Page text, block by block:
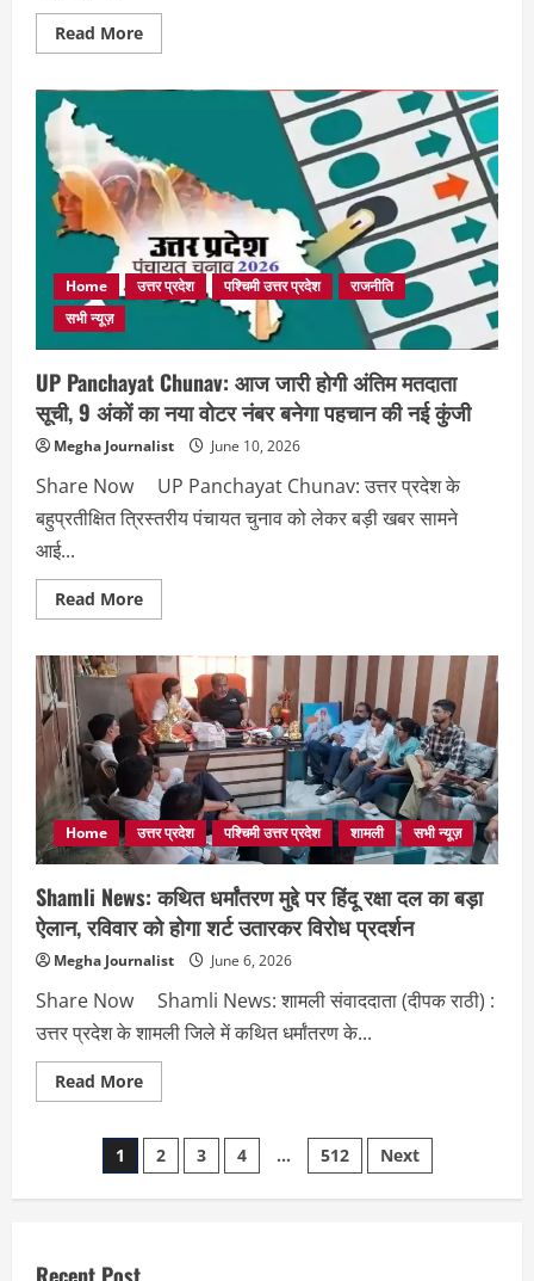
Read MoreRead
more
News:
भंडाफोड़,
हापुड़
चुंगी
पर
हंगामा,
पुलिस
ने
कई
लोगों
में
Home उत्तर प्रदेश पश्चिमी उत्तर प्रदेश
राजनीति
सभी न्यूज़
UP Panchayat Chunav: आज जारी होगी अंतिम मतदाता
सूची, 9 अंकों का नया वोटर नंबर बनेगा पहचान की नई कुंजी
Megha Journalist June 10, 2026
Share Now UP Panchayat Chunav: उत्तर प्रदेश के
बहुप्रतीक्षित त्रिस्तरीय पंचायत चुनाव को लेकर बड़ी खबर सामने
आई...
Read MoreRead
more
Panchayat
Chunav:
आज
जारी
होगी
अंतिम
मतदाता
सूची,
9
अंकों
का
नया
वोटर
बनेगा
पहचान
की
कुंजी
Home उत्तर प्रदेश पश्चिमी उत्तर प्रदेश शामली सभी न्यूज़
Shamli News: कथित धर्मांतरण मुद्दे पर हिंदू रक्षा दल का बड़ा
ऐलान, रविवार को होगा शर्ट उतारकर विरोध प्रदर्शन
Megha Journalist June 6, 2026
Share Now Shamli News: शामली संवाददाता (दीपक राठी) :
उत्तर प्रदेश के शामली जिले में कथित धर्मांतरण के...
Read MoreRead
more
News:
कथित
धर्मांतरण
मुद्दे
Posts
pagination
1 2 3 4 … 512 Next